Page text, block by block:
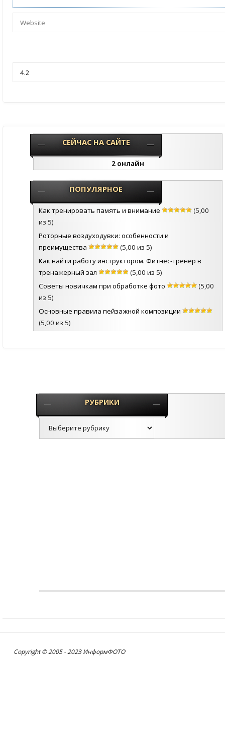
СЕЙЧАС НА САЙТЕ
2 онлайн
ПОПУЛЯРНОЕ
Как тренировать память и внимание
(5,00
из 5)
Роторные воздуходувки: особенности и
преимущества
(5,00 из 5)
Как найти работу инструктором. Фитнес-тренер в
тренажерный зал
(5,00 из 5)
Советы новичкам при обработке фото
(5,00
из 5)
Основные правила пейзажной композиции
(5,00 из 5)
РУБРИКИ
Copyright © 2005 - 2023 ИнформФОТО